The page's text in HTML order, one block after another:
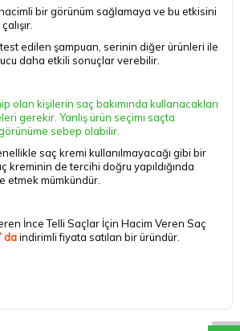
bir görünüm sağlamaya ve bu etkisini
edilen şampuan, serinin diğer ürünleri ile
daha etkili sonuçlar verebilir.
olan kişilerin saç bakımında kullanacakları
gerekir. Yanlış ürün seçimi saçta
sebep olabilir.
saç kremi kullanılmayacağı gibi bir
kreminin de tercihi doğru yapıldığında
etmek mümkündür.
İnce Telli Saçlar İçin Hacim Veren Saç
daindirimli fiyata satılan bir üründür.